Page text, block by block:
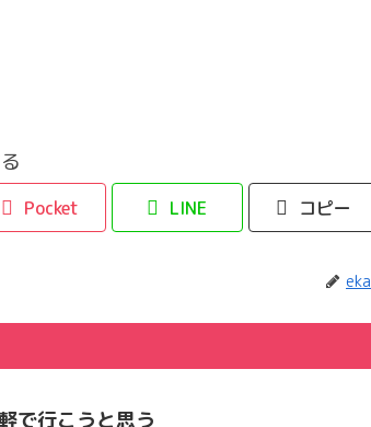
Pocket LINE コピー
eka
で行こうと思う